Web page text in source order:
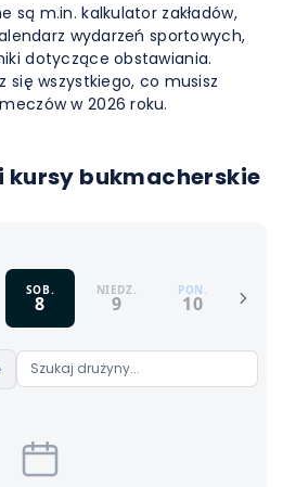
są m.in. kalkulator zakładów,
wydarzeń sportowych,
dotyczące obstawiania.
się wszystkiego, co musisz
w 2026 roku.
kursy bukmacherskie
SOB.
8
NIEDZ.
9
PON.
10